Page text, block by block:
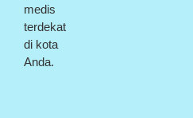
medis
terdekat
di kota
Anda.